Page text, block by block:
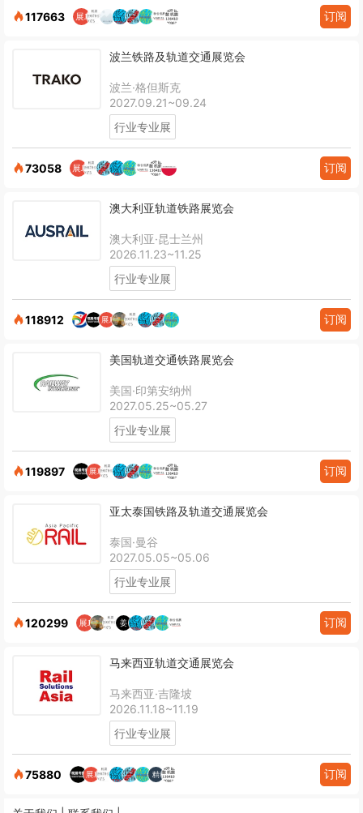
117663 订阅
波兰铁路及轨道交通展览会
波兰·格但斯克
2027.09.21~09.24
行业专业展
73058 订阅
澳大利亚轨道铁路展览会
澳大利亚·昆士兰州
2026.11.23~11.25
行业专业展
118912 订阅
美国轨道交通铁路展览会
美国·印第安纳州
2027.05.25~05.27
行业专业展
119897 订阅
亚太泰国铁路及轨道交通展览会
泰国·曼谷
2027.05.05~05.06
行业专业展
120299 订阅
马来西亚轨道交通展览会
马来西亚·吉隆坡
2026.11.18~11.19
行业专业展
75880 订阅